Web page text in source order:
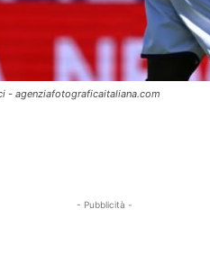
- agenziafotograficaitaliana.com
- Pubblicità -